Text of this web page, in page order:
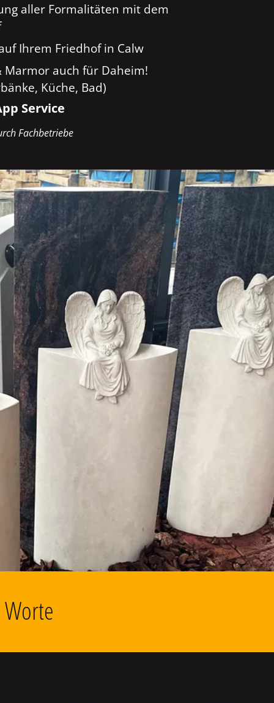
aller Formalitäten mit dem
Ihrem Friedhof in Calw
Marmor auch für Daheim!
Küche, Bad)
Service
Fachbetriebe